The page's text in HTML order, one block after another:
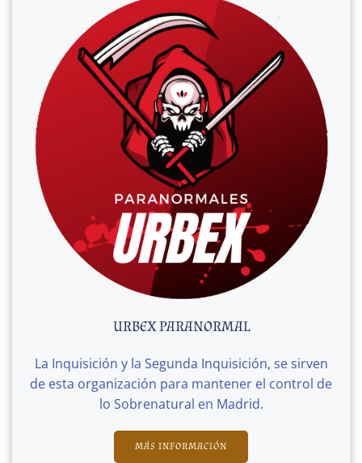
URBEX PARANORMAL
La Inquisición y la Segunda Inquisición, se sirven
de esta organización para mantener el control de
lo Sobrenatural en Madrid.
MÁS INFORMACIÓN